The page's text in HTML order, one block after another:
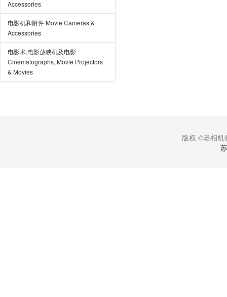
Accessories
电影机和附件 Movie Cameras &
Accessories
电影术,电影放映机及电影
Cinematographs, Movie Projectors
& Movies
版权 ©老相